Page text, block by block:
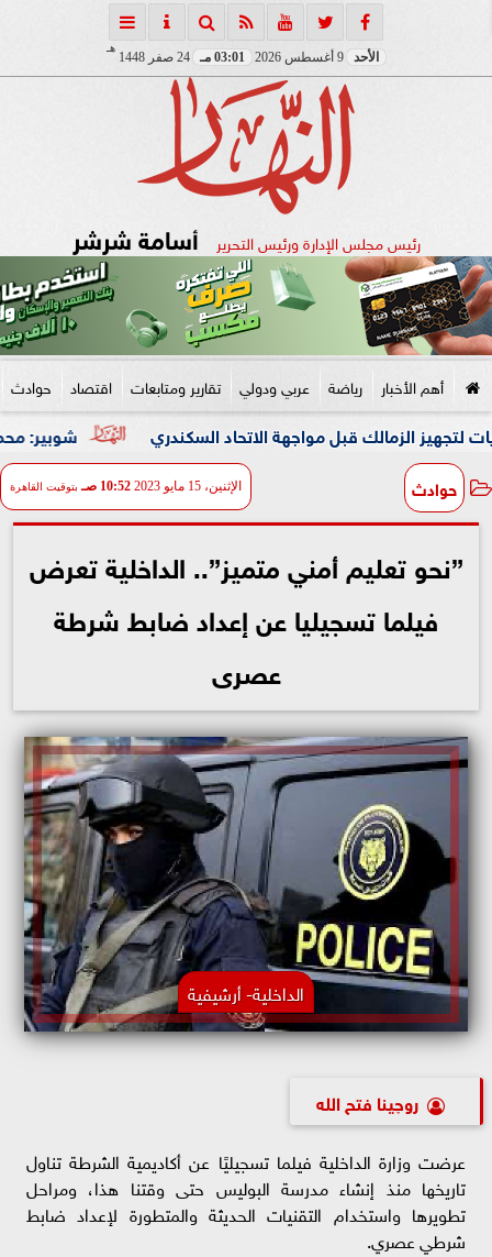
الأحد 03:01 مـ 24 صفر 1448
هـ
رئيس مجلس الإدارة ورئيس التحرير أسامة شرشر
أهم الأخبار رياضة عربي ودولي تقارير ومتابعات اقتصاد حوادث
شوبير: محمد شريف
حوادث الإثنين، 15 مايو 2023 10:52 صـ بتوقيت القاهرة
”نحو تعليم أمني متميز”.. الداخلية تعرض
فيلما تسجيليا عن إعداد ضابط شرطة
عصرى
الداخلية- أرشيفية
روچينا فتح الله
عرضت وزارة الداخلية فيلما تسجيليًا عن أكاديمية الشرطة تناول
تاريخها منذ إنشاء مدرسة البوليس حتى وقتنا هذا، ومراحل
تطويرها واستخدام التقنيات الحديثة والمتطورة لإعداد ضابط
شرطي عصري.